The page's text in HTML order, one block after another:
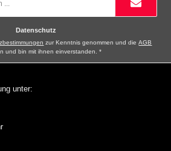
Datenschutz
zur Kenntnis genommen und dieAGB
und bin mit ihnen einverstanden.*
unter: